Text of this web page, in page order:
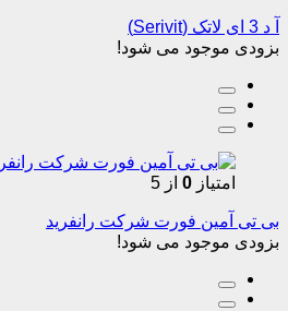
آ د 3 ای لاتک (Serivit)
بزودی موجود می شود!
امتیاز 0 از 5
بی تی آمین فورت شرکت رانفرید
بزودی موجود می شود!